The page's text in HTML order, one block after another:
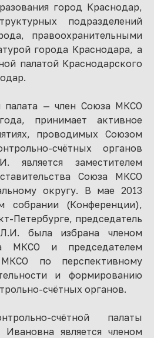
город Краснодар,
подразделений
правоохранительными
города Краснодара, а
палатой Краснодарского
палата — член Союза МКСО
принимает активное
проводимых Союзом
счётных органов
заместителем
Союза МКСО
округу. В мае 2013
(Конференции),
Петербурге, председатель
была избрана членом
МКСО и председателем
по перспективному
и формированию
счётных органов.
счётной палаты
является членом